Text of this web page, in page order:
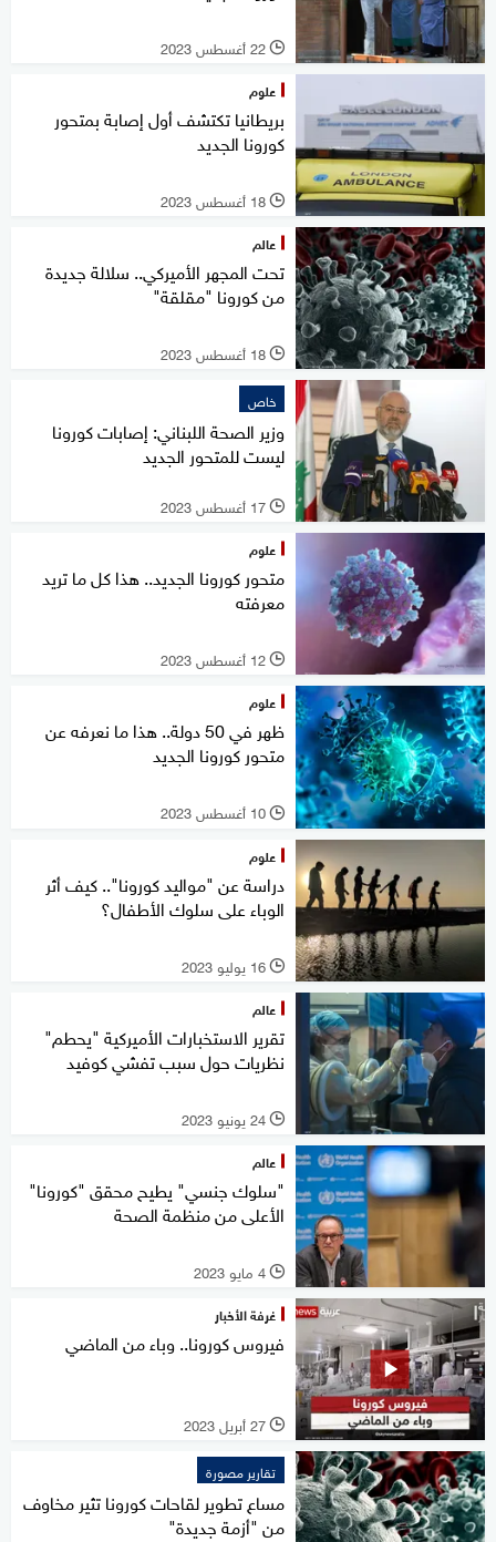
l 22 أغسطس 2023
علوم
بريطانيا تكتشف أول إصابة بمتحور
كورونا الجديد
l 18 أغسطس 2023
عالم
تحت المجهر الأميركي.. سلالة جديدة
من كورونا "مقلقة"
l 18 أغسطس 2023
خاص
وزير الصحة اللبناني: إصابات كورونا
ليست للمتحور الجديد
l 17 أغسطس 2023
علوم
متحور كورونا الجديد.. هذا كل ما تريد
معرفته
l 12 أغسطس 2023
علوم
ظهر في 50 دولة.. هذا ما نعرفه عن
متحور كورونا الجديد
l 10 أغسطس 2023
علوم
دراسة عن "مواليد كورونا".. كيف أثر
الوباء على سلوك الأطفال؟
l 16 يوليو 2023
عالم
تقرير الاستخبارات الأميركية "يحطم"
نظريات حول سبب تفشي كوفيد
l 24 يونيو 2023
عالم
"سلوك جنسي" يطيح محقق "كورونا"
الأعلى من منظمة الصحة
l 4 مايو 2023
غرفة الأخبار
فيروس كورونا.. وباء من الماضي
l 27 أبريل 2023
تقارير مصورة
مساع تطوير لقاحات كورونا تثير مخاوف
من "أزمة جديدة"